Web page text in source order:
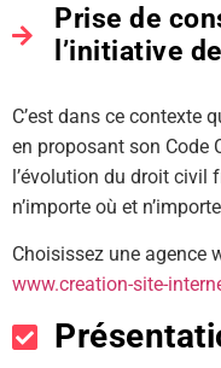
Prise de
l’initiative
C’est dans ce contexte
en proposant son Code
l’évolution du droit civil
n’importe où et
Choisissez une agence
www.creation-site-